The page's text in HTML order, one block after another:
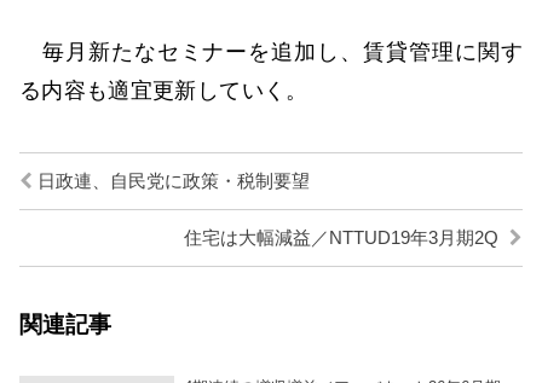
毎月新たなセミナーを追加し、賃貸管理に関す
る内容も適宜更新していく。
日政連、自民党に政策・税制要望
住宅は大幅減益／NTTUD19年3月期2Q
関連記事